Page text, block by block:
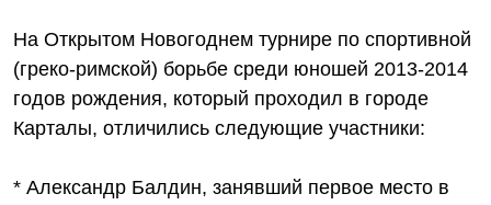
На Открытом Новогоднем турнире по спортивной
(греко-римской) борьбе среди юношей 2013-2014
годов рождения, который проходил в городе
Карталы, отличились следующие участники:
* Александр Балдин, занявший первое место в